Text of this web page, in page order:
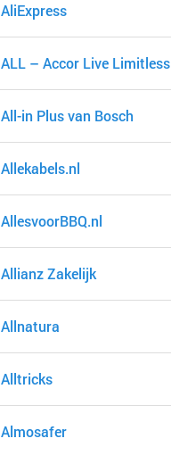
AliExpress
ALL – Accor Live Limitless
All-in Plus van Bosch
Allekabels.nl
AllesvoorBBQ.nl
Allianz Zakelijk
Allnatura
Alltricks
Almosafer